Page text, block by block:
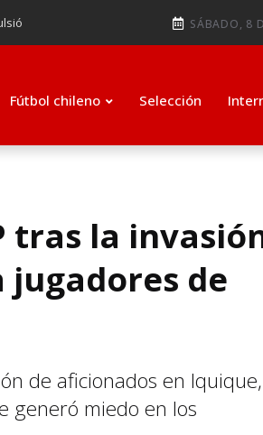
para
SÁBADO, 8
Fútbol chileno Selección
tras la
jugadores de
de aficionados en Iquique,
generó miedo en los